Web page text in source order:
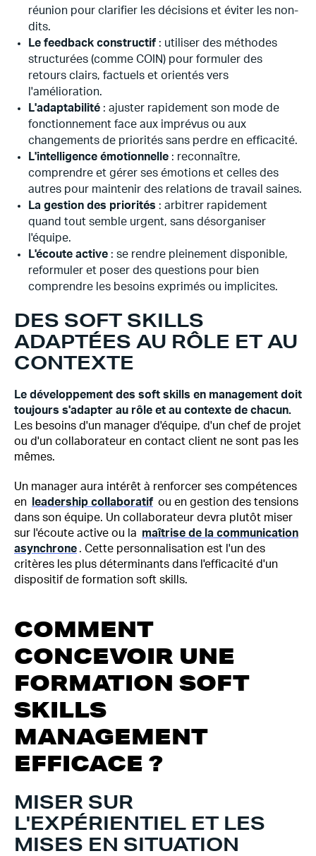
réunion pour clarifier les décisions et éviter les non-
dits.
Le feedback constructif : utiliser des méthodes
structurées (comme COIN) pour formuler des
retours clairs, factuels et orientés vers
l'amélioration.
L'adaptabilité : ajuster rapidement son mode de
fonctionnement face aux imprévus ou aux
changements de priorités sans perdre en efficacité.
L'intelligence émotionnelle : reconnaître,
comprendre et gérer ses émotions et celles des
autres pour maintenir des relations de travail saines.
La gestion des priorités : arbitrer rapidement
quand tout semble urgent, sans désorganiser
l'équipe.
L'écoute active : se rendre pleinement disponible,
reformuler et poser des questions pour bien
comprendre les besoins exprimés ou implicites.
DES SOFT SKILLS
ADAPTÉES AU RÔLE ET AU
CONTEXTE
Le développement des soft skills en management doit
toujours s'adapter au rôle et au contexte de chacun.
Les besoins d'un manager d'équipe, d'un chef de projet
ou d'un collaborateur en contact client ne sont pas les
mêmes.
Un manager aura intérêt à renforcer ses compétences
en
leadership collaboratif ou en gestion des tensions
dans son équipe. Un collaborateur devra plutôt miser
sur l'écoute active ou la maîtrise de la communication
asynchrone . Cette personnalisation est l'un des
critères les plus déterminants dans l'efficacité d'un
dispositif de formation soft skills.
COMMENT
CONCEVOIR UNE
FORMATION SOFT
SKILLS
MANAGEMENT
EFFICACE ?
MISER SUR
L'EXPÉRIENTIEL ET LES
MISES EN SITUATION